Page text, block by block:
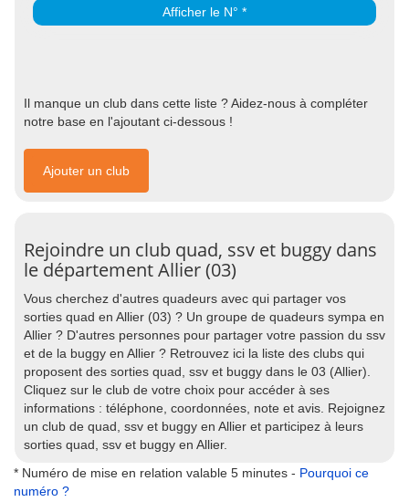
Afficher le N° *
Il manque un club dans cette liste ? Aidez-nous à compléter
notre base en l'ajoutant ci-dessous !
Ajouter un club
Rejoindre un club quad, ssv et buggy dans
le département Allier (03)
Vous cherchez d'autres quadeurs avec qui partager vos
sorties quad en Allier (03) ? Un groupe de quadeurs sympa en
Allier ? D'autres personnes pour partager votre passion du ssv
et de la buggy en Allier ? Retrouvez ici la liste des clubs qui
proposent des sorties quad, ssv et buggy dans le 03 (Allier).
Cliquez sur le club de votre choix pour accéder à ses
informations : téléphone, coordonnées, note et avis. Rejoignez
un club de quad, ssv et buggy en Allier et participez à leurs
sorties quad, ssv et buggy en Allier.
* Numéro de mise en relation valable 5 minutes - Pourquoi ce
numéro ?